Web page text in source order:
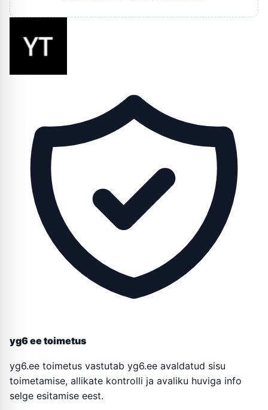
yg6 ee toimetus
yg6.ee toimetus vastutab yg6.ee avaldatud sisu
toimetamise, allikate kontrolli ja avaliku huviga info
selge esitamise eest.